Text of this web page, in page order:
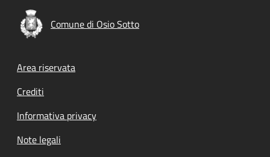
Comune di Osio Sotto
Footer menu
Area riservata
Crediti
Informativa privacy
Note legali